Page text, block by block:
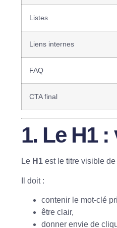
Listes
Liens internes
FAQ
CTA final
1. Le H1:
Le H1 est le titre visible de
Il doit :
contenir le mot-clé
être clair,
donner envie de